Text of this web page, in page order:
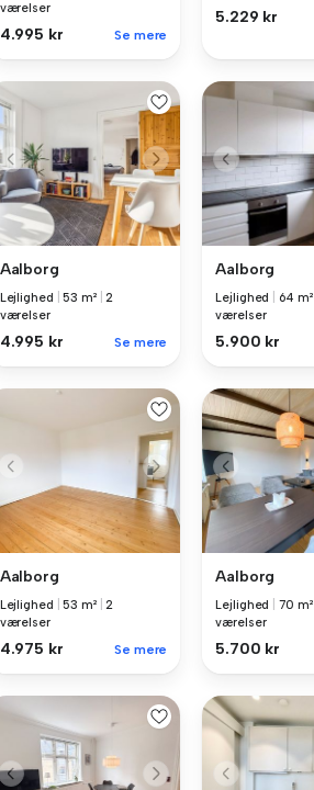
værelser
4.995 kr Se mere
5.229 kr
Aalborg
Lejlighed |53 m² |2
værelser
4.995 kr Se mere
Aalborg
Lejlighed 64 m²
værelser
5.900 kr
Aalborg
Lejlighed |53 m² |2
værelser
4.975 kr Se mere
Aalborg
Lejlighed 70 m²
værelser
5.700 kr